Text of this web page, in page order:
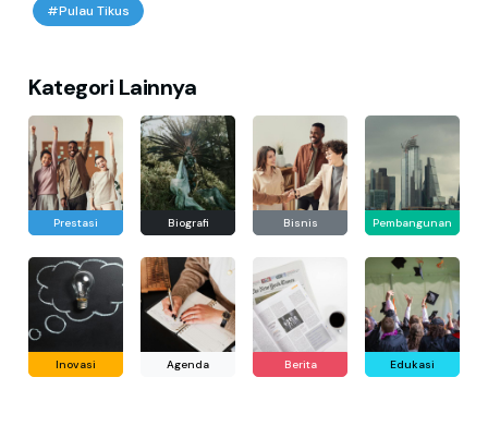
#Pulau Tikus
Kategori Lainnya
Prestasi Biografi Bisnis Pembangunan
Inovasi Agenda Berita Edukasi